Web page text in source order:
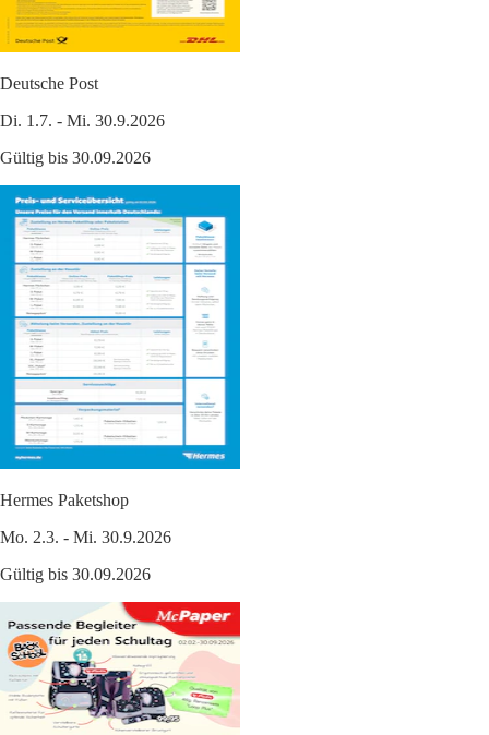
Deutsche Post
Di. 1.7. - Mi. 30.9.2026
Gültig bis 30.09.2026
Hermes Paketshop
Mo. 2.3. - Mi. 30.9.2026
Gültig bis 30.09.2026